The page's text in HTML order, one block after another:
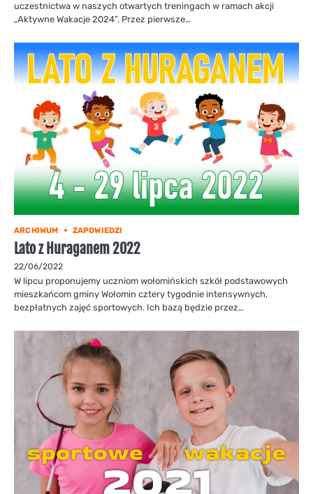
uczestnictwa w naszych otwartych treningach w ramach akcji
„Aktywne Wakacje 2024”. Przez pierwsze…
ARCHIWUM ZAPOWIEDZI
Lato z Huraganem 2022
22/06/2022
W lipcu proponujemy uczniom wołomińskich szkół podstawowych
mieszkańcom gminy Wołomin cztery tygodnie intensywnych,
bezpłatnych zajęć sportowych. Ich bazą będzie przez…